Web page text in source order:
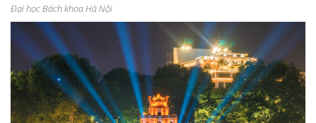
Đại học Bách khoa Hà Nội